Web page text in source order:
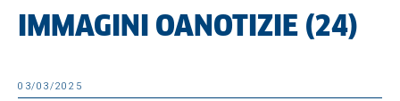
IMMAGINI OANOTIZIE (24)
03/03/2025